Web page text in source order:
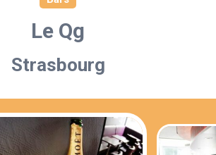
Le Qg
Strasbourg